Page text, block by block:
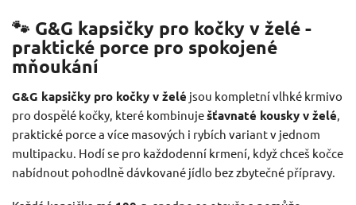
🐾 G&G kapsičky pro kočky v želé -
praktické porce pro spokojené
mňoukání
G&G kapsičky pro kočky v želé jsou kompletní vlhké krmivo
pro dospělé kočky, které kombinuješťavnaté kousky v želé
praktické porce a více masových i rybích variant v jednom
multipacku. Hodí se pro každodenní krmení, když chceš kočce
nabídnout pohodlně dávkované jídlo bez zbytečné přípravy.